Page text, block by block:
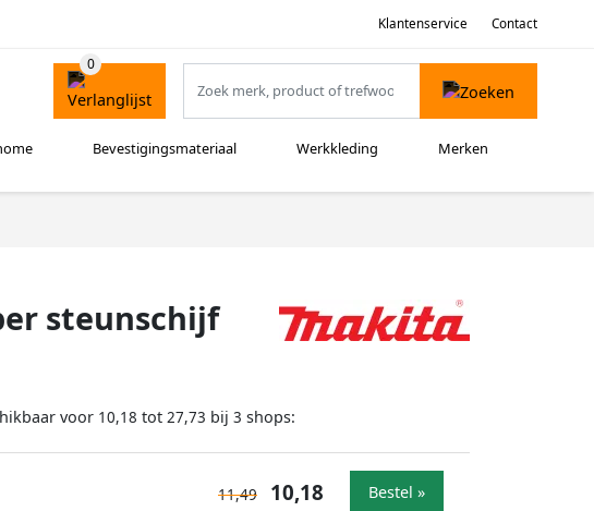
Klantenservice Contact
Bevestigingsmateriaal Werkkleding Merken
steunschijf
voor 10,18 tot 27,73 bij 3 shops:
11,49 10,18 Bestel »